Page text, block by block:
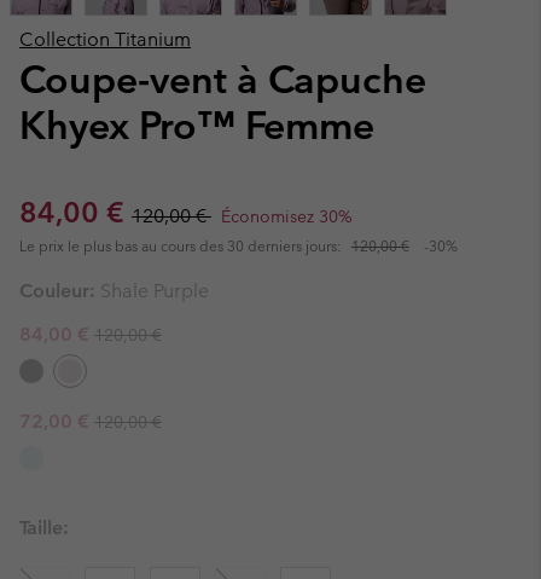
Collection Titanium
Coupe-vent à Capuche
Khyex Pro™ Femme
Sale price:
84,00 € Regular price:
120,00 € Économisez 30%
Le prix le plus bas au cours des 30 derniers jours: 120,00 € -30%
Couleur: Shale Purple
Sale price:
84,00 € Regular price:
120,00 €
Sale price:
72,00 € Regular price:
120,00 €
Taille: